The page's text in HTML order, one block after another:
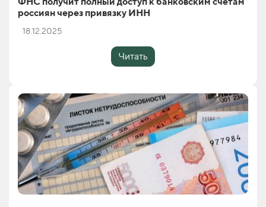
россиян через привязку ИНН
18.12.2025
Читать